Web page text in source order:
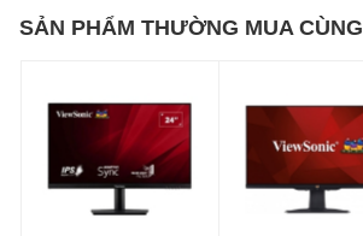
Độ sáng 250 cd/m² (typ)
Độ tương phản 3,000:1 (typical)
Tần số quét 75Hz
Cổng kết nối
1x HDMI 1.4 (HDCP 1.4)
SẢN PHẨM THƯỜNG MUA CÙNG